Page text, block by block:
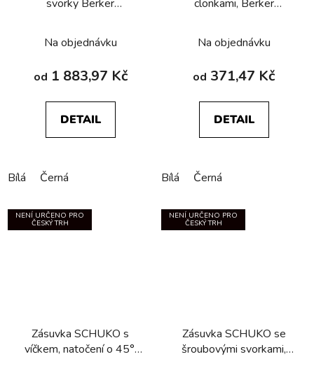
svorky Berker
Na objednávku
od 1 883,97 Kč
DETAIL
Bílá Černá
clonkami, Berker
Na objednávku
od 371,47 Kč
DETAIL
Bílá Černá
NENÍ URČENO PRO
ČESKÝ TRH
Zásuvka SCHUKO s
víčkem, natočení o 45°,
NENÍ URČENO PRO
ČESKÝ TRH
Zásuvka SCHUKO se
šroubovými svorkami,